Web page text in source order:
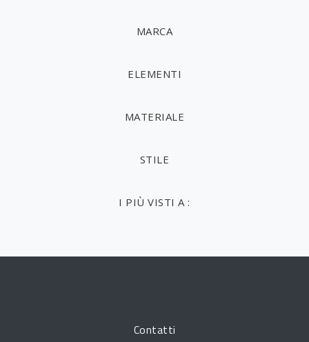
MARCA
ELEMENTI
MATERIALE
STILE
I PIÙ VISTI A :
Contatti